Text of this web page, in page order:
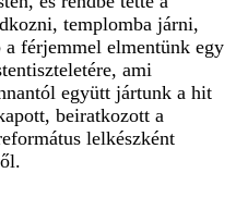
templomba járni,
férjemmel elmentünk egy
ami
együtt jártunk a hit
beiratkozott a
lelkészként